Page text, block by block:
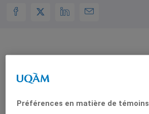
Préférences en matière de témoins